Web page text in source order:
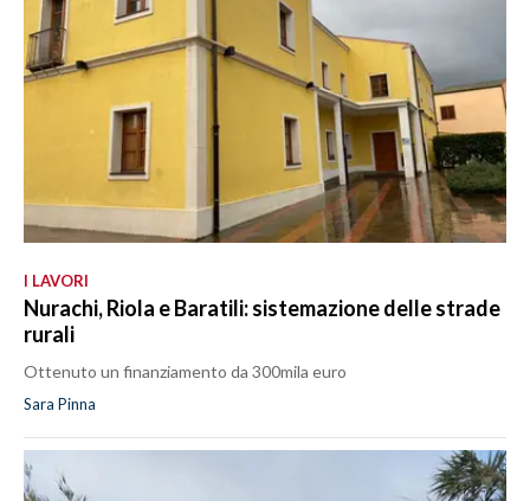
I LAVORI
Nurachi, Riola e Baratili: sistemazione delle strade
rurali
Ottenuto un finanziamento da 300mila euro
Sara Pinna